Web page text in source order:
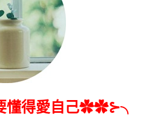
懂得愛自己✿✿⊱╮